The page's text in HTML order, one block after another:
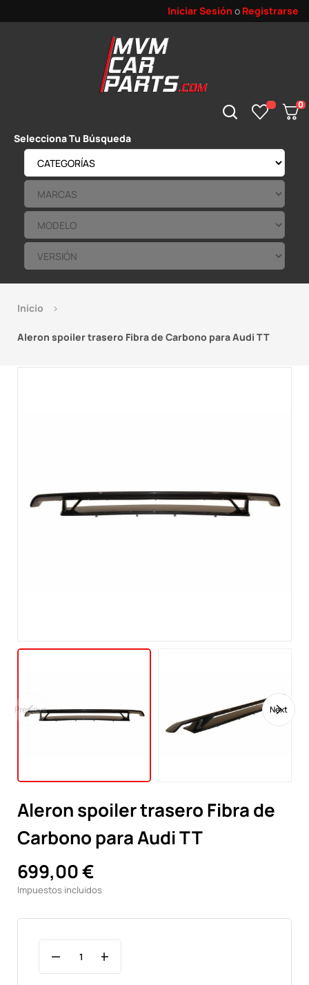
Iniciar Sesión o Registrarse
0
Selecciona Tu Búsqueda
Inicio
Aleron spoiler trasero Fibra de Carbono para Audi TT
Previous Next
Aleron spoiler trasero Fibra de
Carbono para Audi TT
699,00 €
Impuestos incluidos